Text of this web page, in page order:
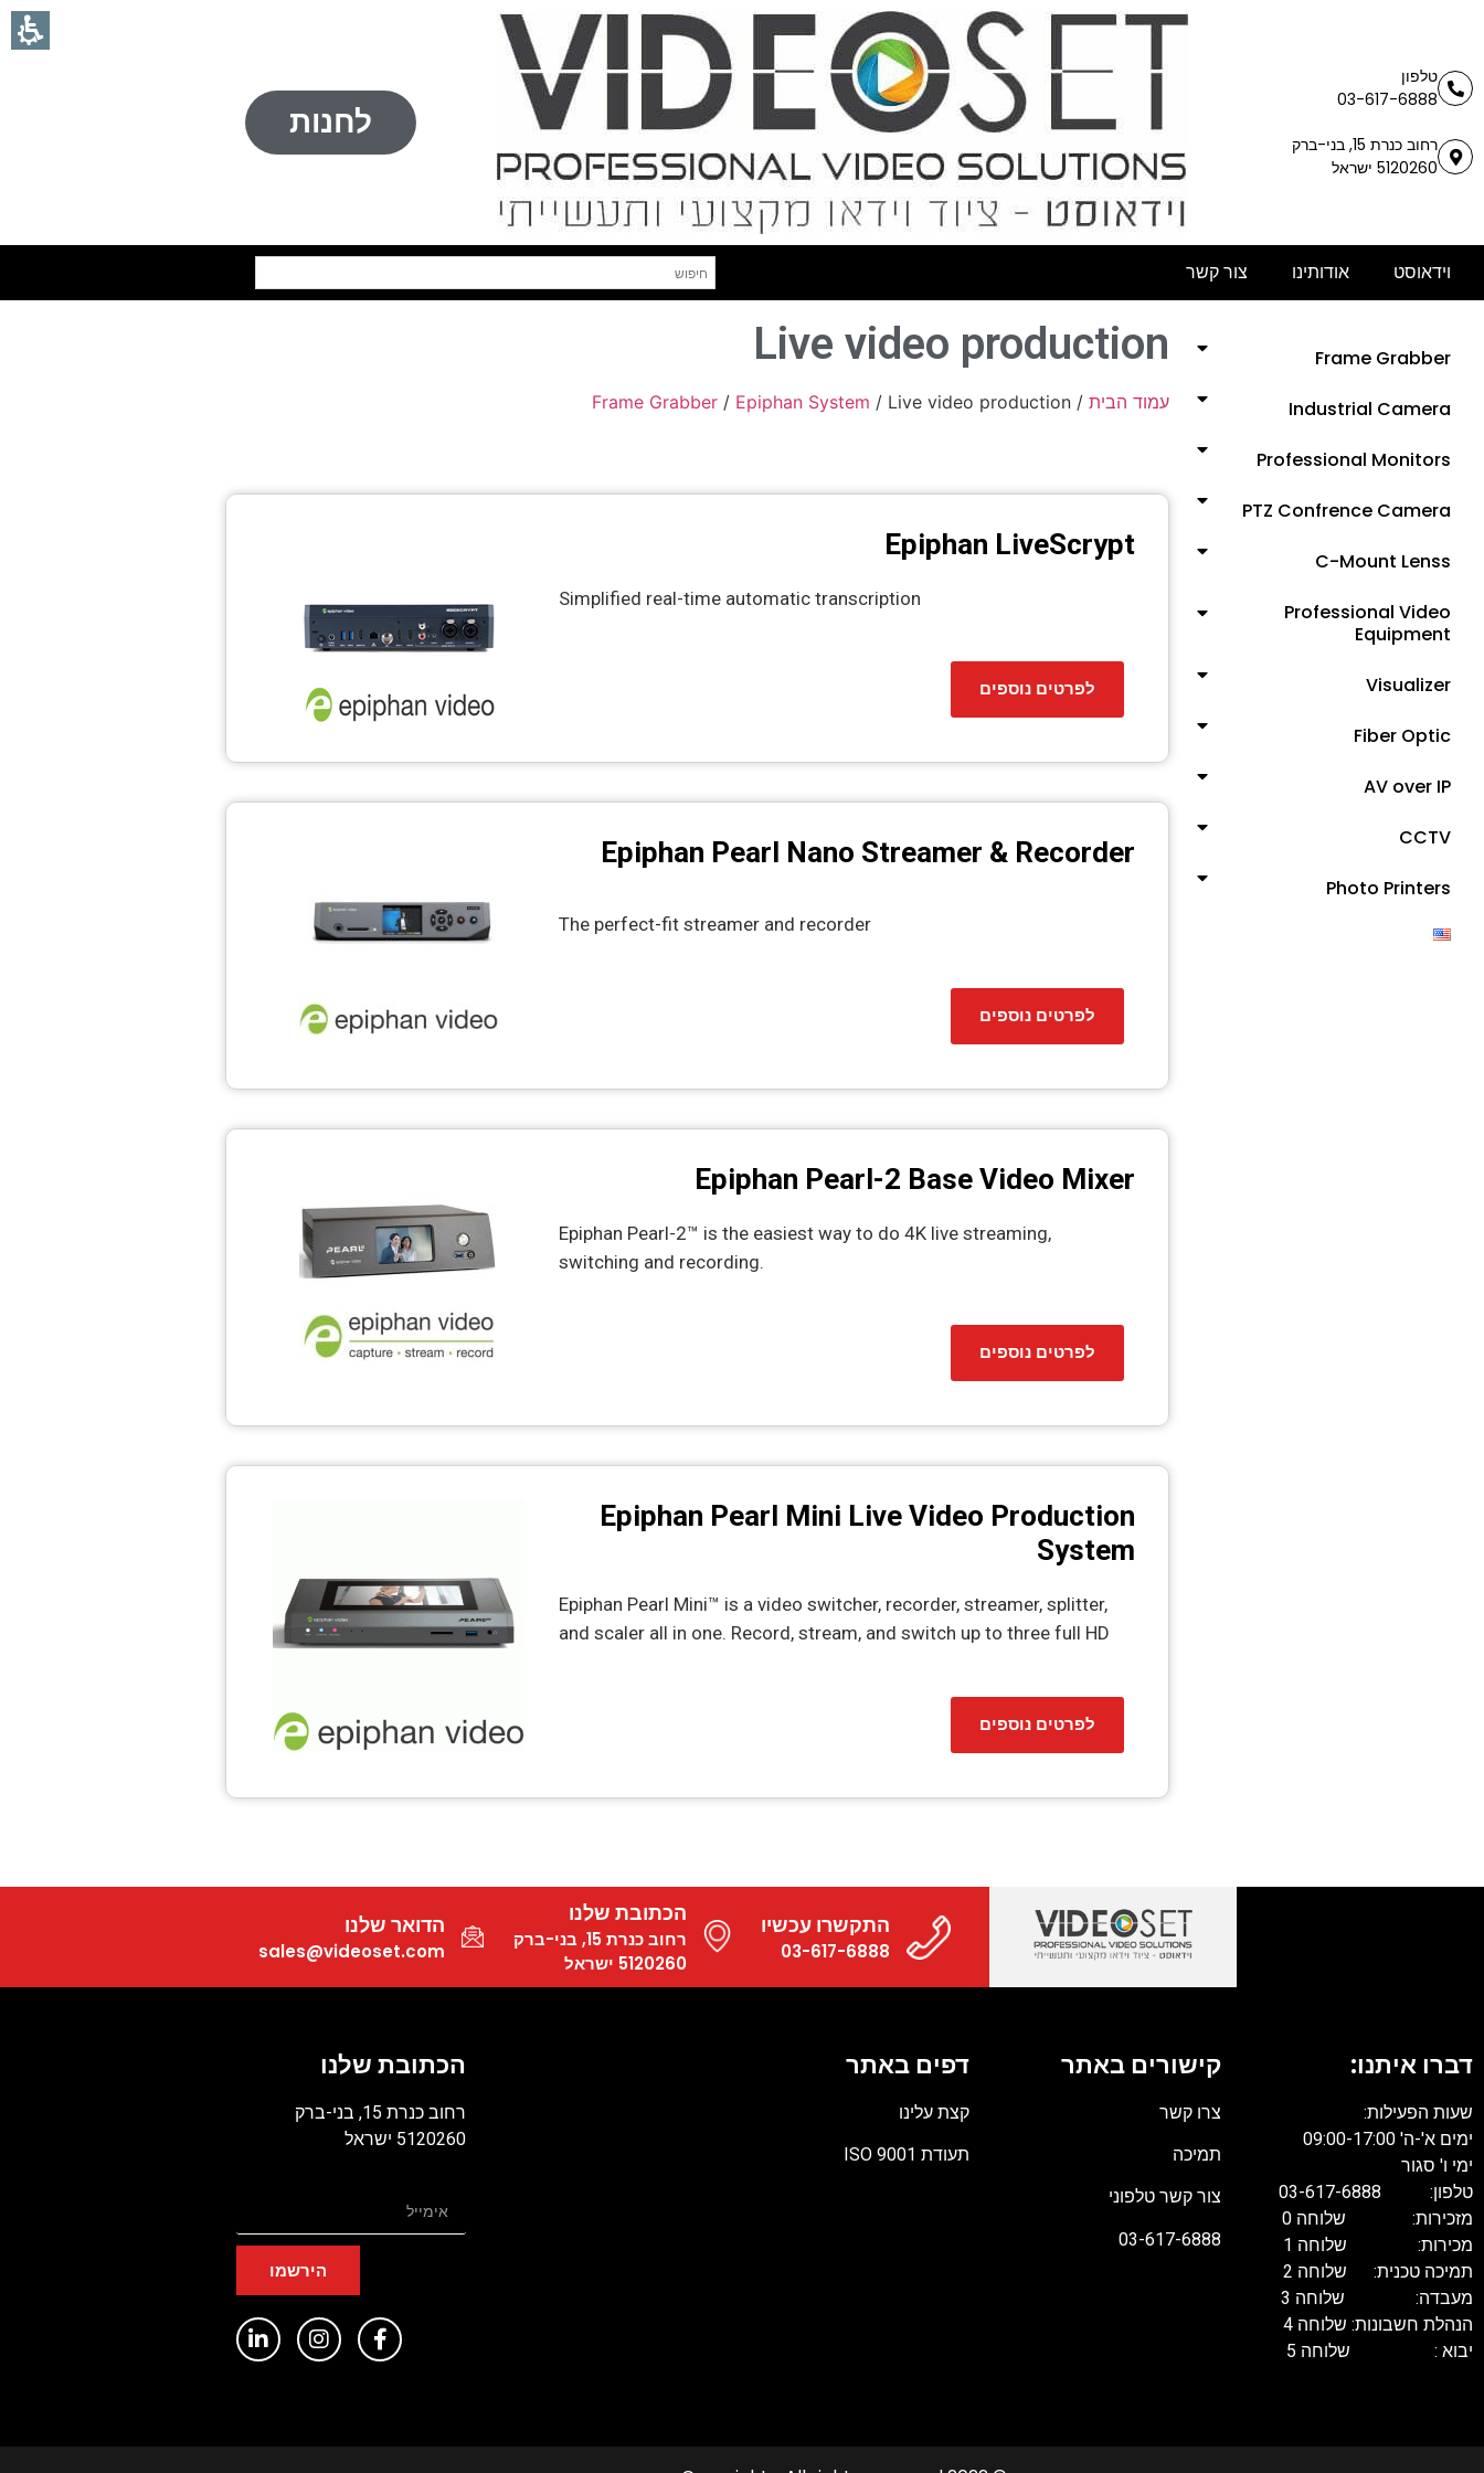
טלפון
03-617-6888
רחוב כנרת 15, בני-ברק
5120260 ישראל
לחנות
וידאוסט אודותינו צור קשר
Frame Grabber
Industrial Camera
Professional Monitors
PTZ Confrence Camera
C-Mount Lenss
Professional Video
Equipment
Visualizer
Fiber Optic
AV over IP
CCTV
Photo Printers
Live video production
עמוד הבית /
Frame Grabber / Epiphan System / Live video production
Epiphan LiveScrypt
Simplified real-time automatic transcription
לפרטים נוספים
Epiphan Pearl Nano Streamer & Recorder
The perfect-fit streamer and recorder
לפרטים נוספים
Epiphan Pearl-2 Base Video Mixer
Epiphan Pearl-2™ is the easiest way to do 4K live streaming,
switching and recording.
לפרטים נוספים
Epiphan Pearl Mini Live Video Production
System
Epiphan Pearl Mini™ is a video switcher, recorder, streamer, splitter,
and scaler all in one. Record, stream, and switch up to three full HD
לפרטים נוספים
התקשרו עכשיו
03-617-6888
הכתובת שלנו
רחוב כנרת 15, בני-ברק
5120260 ישראל
הדואר שלנו
sales@videoset.com
דברו איתנו:
שעות הפעילות:
ימים א'-ה' 09:00-17:00
ימי ו' סגור
טלפון: 03-617-6888
מזכירות: שלוחה 0
מכירות: שלוחה 1
תמיכה טכנית: שלוחה 2
מעבדה: שלוחה 3
הנהלת חשבונות: שלוחה 4
יבוא : שלוחה 5
קישורים באתר
צרו קשר
תמיכה
צור קשר טלפוני
03-617-6888
דפים באתר
קצת עלינו
תעודת ISO 9001
הכתובת שלנו
רחוב כנרת 15, בני-ברק
5120260 ישראל
הירשמו